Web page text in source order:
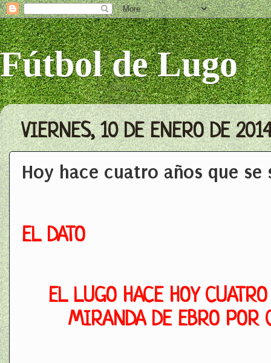
Fútbol de Lugo
VIERNES, 10 DE ENERO DE
Hoy hace cuatro años que
EL DATO
EL LUGO HACE HOY
MIRANDA DE EBRO POR